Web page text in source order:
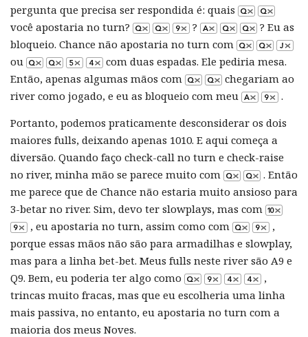
pergunta que precisa ser respondida é: quais
você apostaria no turn?
?
? Eu as
bloqueio. Chance não apostaria no turn com
ou
com duas espadas. Ele pediria mesa.
Então, apenas algumas mãos com
chegariam ao
river como jogado, e eu as bloqueio com meu
.
Portanto, podemos praticamente desconsiderar os dois
maiores fulls, deixando apenas 1010. E aqui começa a
diversão. Quando faço check-call no turn e check-raise
no river, minha mão se parece muito com
. Então
me parece que de Chance não estaria muito ansioso para
3-betar no river. Sim, devo ter slowplays, mas com
, eu apostaria no turn, assim como com
,
porque essas mãos não são para armadilhas e slowplay,
mas para a linha bet-bet. Meus fulls neste river são A9 e
Q9. Bem, eu poderia ter algo como
,
trincas muito fracas, mas que eu escolheria uma linha
mais passiva, no entanto, eu apostaria no turn com a
maioria dos meus Noves.